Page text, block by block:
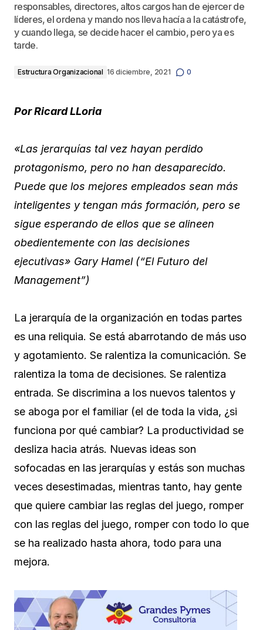
responsables, directores, altos cargos han de ejercer de
líderes, el ordena y mando nos lleva hacía a la catástrofe,
y cuando llega, se decide hacer el cambio, pero ya es
tarde.
Estructura Organizacional 16 diciembre, 2021 0
Por Ricard LLoria
«Las jerarquías tal vez hayan perdido
protagonismo, pero no han desaparecido.
Puede que los mejores empleados sean más
inteligentes y tengan más formación, pero se
sigue esperando de ellos que se alineen
obedientemente con las decisiones
ejecutivas» Gary Hamel (“El Futuro del
Management”)
La jerarquía de la organización en todas partes
es una reliquia. Se está abarrotando de más uso
y agotamiento. Se ralentiza la comunicación. Se
ralentiza la toma de decisiones. Se ralentiza
entrada. Se discrimina a los nuevos talentos y
se aboga por el familiar (el de toda la vida, ¿si
funciona por qué cambiar? La productividad se
desliza hacia atrás. Nuevas ideas son
sofocadas en las jerarquías y estás son muchas
veces desestimadas, mientras tanto, hay gente
que quiere cambiar las reglas del juego, romper
con las reglas del juego, romper con todo lo que
se ha realizado hasta ahora, todo para una
mejora.